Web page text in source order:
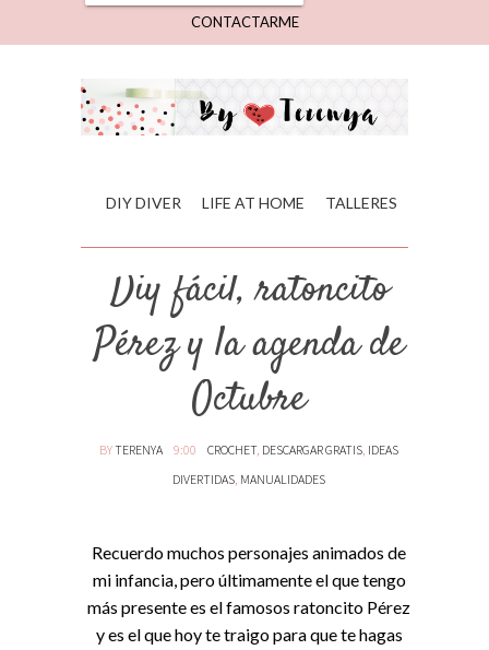
CONTACTARME
DIY DIVER LIFE AT HOME TALLERES
Diy fácil, ratoncito
Pérez y la agenda de
Octubre
BYTERENYA 9:00 CROCHET, DESCARGAR GRATIS, IDEAS
DIVERTIDAS, MANUALIDADES
Recuerdo muchos personajes animados de
mi infancia, pero últimamente el que tengo
más presente es el famosos ratoncito Pérez
y es el que hoy te traigo para que te hagas